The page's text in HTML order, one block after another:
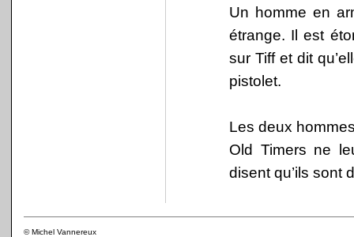
Un homme en
étrange. Il est
sur Tiff et dit
pistolet.
Les deux
Old Timers ne
disent qu’ils sont
© Michel Vannereux